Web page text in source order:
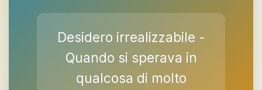
Desidero irrealizzabile -
Quando si sperava in
qualcosa di molto